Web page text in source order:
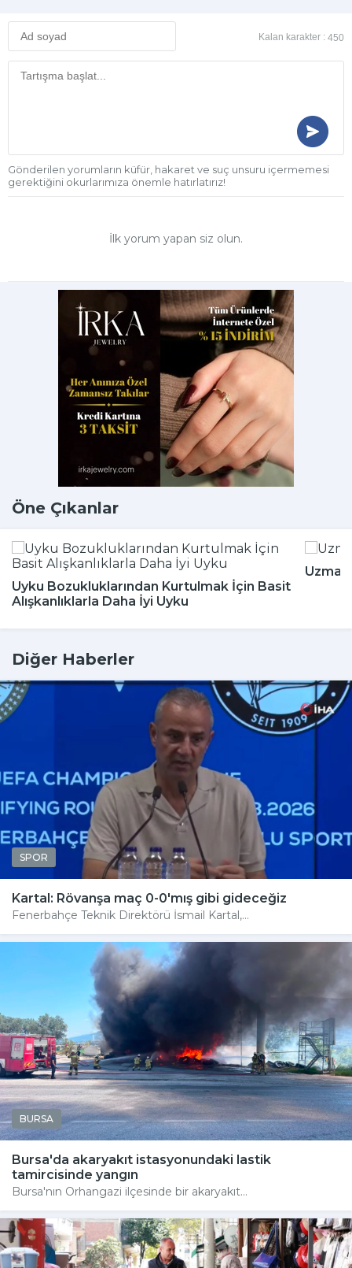
Kalan karakter : 450
Gönderilen yorumların küfür, hakaret ve suç unsuru içermemesi
gerektiğini okurlarımıza önemle hatırlatırız!
İlk yorum yapan siz olun.
Öne Çıkanlar
Uyku Bozukluklarından Kurtulmak İçin Basit
Alışkanlıklarla Daha İyi Uyku
Diğer Haberler
SPOR
Kartal: Rövanşa maç 0-0'mış gibi gideceğiz
Fenerbahçe Teknik Direktörü İsmail Kartal,...
BURSA
Bursa'da akaryakıt istasyonundaki lastik
tamircisinde yangın
Bursa'nın Orhangazi ilçesinde bir akaryakıt...